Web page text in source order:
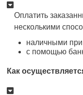
Оплатить
несколькими
наличными
с помощью
Как